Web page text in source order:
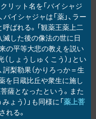
リット名を「バイシャジ
バイシャジャは「薬」、ラー
ばれる。「観薬王薬上二
滅した後の像法の世に日
の平等大悲の教えを説い
しょうしゅくこう）」とい
訶梨勒果（かりろっか＝生
を日蔵比丘や衆生に施し
薩となったという。また
ょう）」も同様に「薬上菩
れる。